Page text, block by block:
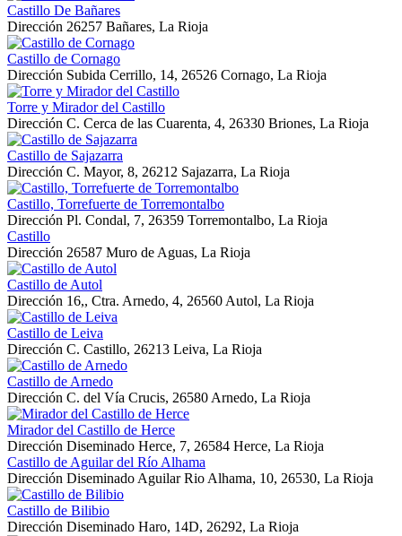
Castillo De Bañares
Dirección 26257 Bañares, La Rioja
Castillo de Cornago
Dirección Subida Cerrillo, 14, 26526 Cornago, La Rioja
Torre y Mirador del Castillo
Dirección C. Cerca de las Cuarenta, 4, 26330 Briones, La Rioja
Castillo de Sajazarra
Dirección C. Mayor, 8, 26212 Sajazarra, La Rioja
Castillo, Torrefuerte de Torremontalbo
Dirección Pl. Condal, 7, 26359 Torremontalbo, La Rioja
Castillo
Dirección 26587 Muro de Aguas, La Rioja
Castillo de Autol
Dirección 16,, Ctra. Arnedo, 4, 26560 Autol, La Rioja
Castillo de Leiva
Dirección C. Castillo, 26213 Leiva, La Rioja
Castillo de Arnedo
Dirección C. del Vía Crucis, 26580 Arnedo, La Rioja
Mirador del Castillo de Herce
Dirección Diseminado Herce, 7, 26584 Herce, La Rioja
Castillo de Aguilar del Río Alhama
Dirección Diseminado Aguilar Rio Alhama, 10, 26530, La Rioja
Castillo de Bilibio
Dirección Diseminado Haro, 14D, 26292, La Rioja